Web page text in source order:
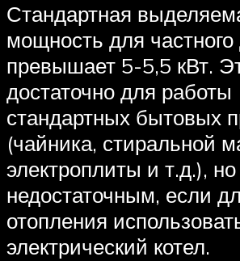
Стандартная
мощность для
превышает 5-5,5 кВт.
достаточно для работы
стандартных бытовых
(чайника, стиральной
электроплиты и т.д.),
недостаточным, если
отопления
электрический котел.